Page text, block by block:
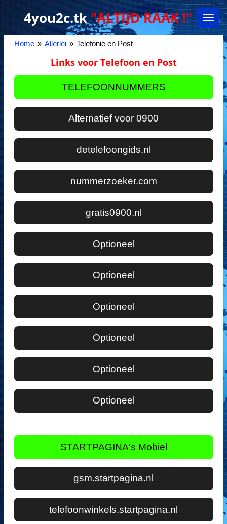
direct4you2c.tk"ALTIJD RAAK !"
Home » Allerlei » Telefonie en Post
Links voor Telefoon en Post
TELEFOONNUMMERS
Alternatief voor 0900
detelefoongids.nl
nummerzoeker.com
gratis0900.nl
Optioneel
Optioneel
Optioneel
Optioneel
Optioneel
Optioneel
STARTPAGINA's Mobiel
gsm.startpagina.nl
telefoonwinkels.startpagina.nl